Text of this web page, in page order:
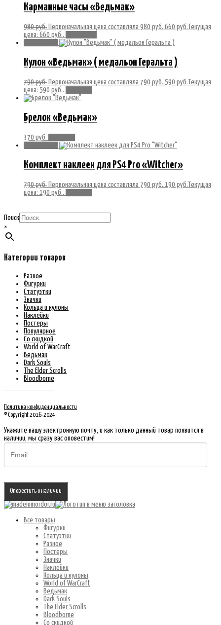
Карманные часы «Ведьмак»
980руб. Первоначальная цена составляла 980 руб..660 руб. Текущая
цена: 660 руб..
Кулон «Ведьмак» ( медальон Геральта )
790руб. Первоначальная цена составляла 790 руб..590 руб. Текущая
цена: 590 руб..
Брелок «Ведьмак»
370 руб.
Комплект наклеек для PS4 Pro «Witcher»
790руб. Первоначальная цена составляла 790 руб..190 руб. Текущая
цена: 190 руб..
Поиск
×
Категории товаров
Разное
Фигурки
Статуэтки
Значки
Кольца и кулоны
Наклейки
Постеры
Популярное
Со скидкой
World of WarCraft
Ведьмак
Dark Souls
The Elder Scrolls
Bloodborne
Политика конфиденциальности
© Copyright 2016-2024
Укажите вашу электронную почту, и как только данный товар появится в
наличии, мы сразу вас оповестим!
Оповестить о наличии
Все товары
Фигурки
Статуэтки
Разное
Постеры
Значки
Наклейки
Кольца и кулоны
World of WarCraft
Ведьмак
Dark Souls
The Elder Scrolls
Bloodborne
Со скидкой